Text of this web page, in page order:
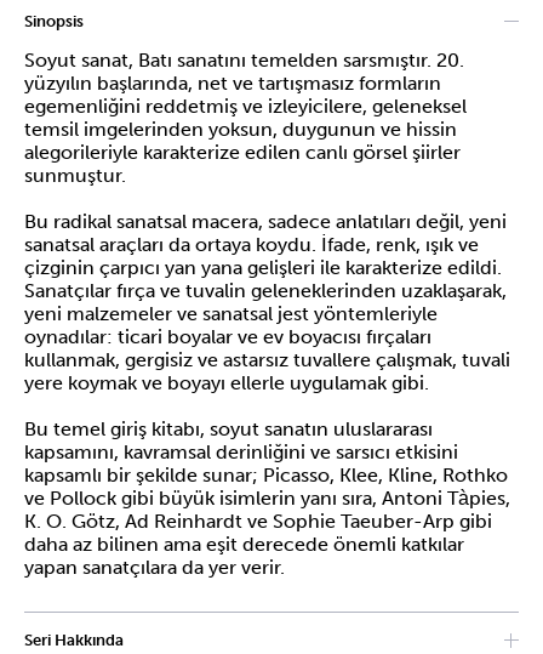
Sinopsis
Soyut sanat, Batı sanatını temelden sarsmıştır. 20.
yüzyılın başlarında, net ve tartışmasız formların
egemenliğini reddetmiş ve izleyicilere, geleneksel
temsil imgelerinden yoksun, duygunun ve hissin
alegorileriyle karakterize edilen canlı görsel şiirler
sunmuştur.
Bu radikal sanatsal macera, sadece anlatıları değil, yeni
sanatsal araçları da ortaya koydu. İfade, renk, ışık ve
çizginin çarpıcı yan yana gelişleri ile karakterize edildi.
Sanatçılar fırça ve tuvalin geleneklerinden uzaklaşarak,
yeni malzemeler ve sanatsal jest yöntemleriyle
oynadılar: ticari boyalar ve ev boyacısı fırçaları
kullanmak, gergisiz ve astarsız tuvallere çalışmak, tuvali
yere koymak ve boyayı ellerle uygulamak gibi.
Bu temel giriş kitabı, soyut sanatın uluslararası
kapsamını, kavramsal derinliğini ve sarsıcı etkisini
kapsamlı bir şekilde sunar; Picasso, Klee, Kline, Rothko
ve Pollock gibi büyük isimlerin yanı sıra, Antoni Tàpies,
K. O. Götz, Ad Reinhardt ve Sophie Taeuber-Arp gibi
daha az bilinen ama eşit derecede önemli katkılar
yapan sanatçılara da yer verir.
Seri Hakkında